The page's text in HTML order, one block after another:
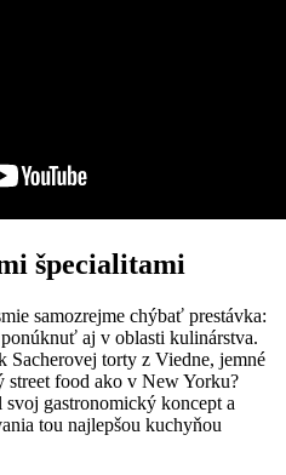
špecialitami
samozrejme chýbať prestávka:
aj v oblasti kulinárstva.
Sacherovej torty z Viedne, jemné
street food ako v New Yorku?
gastronomický koncept a
tou najlepšou kuchyňou